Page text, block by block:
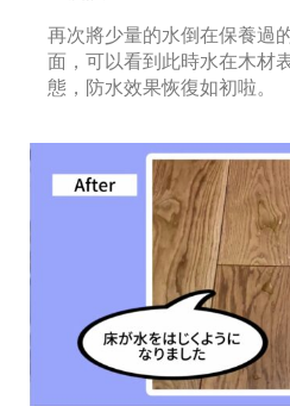
再次將少量的水倒在保養過
面，可以看到此時水在木材
態，防水效果恢復如初啦。